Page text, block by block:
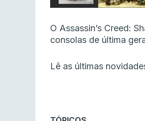
O Assassin’s Creed:
consolas de última
Lê as últimas